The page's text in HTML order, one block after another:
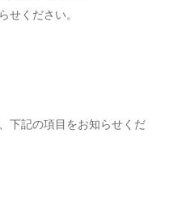
せください。
下記の項目をお知らせくだ